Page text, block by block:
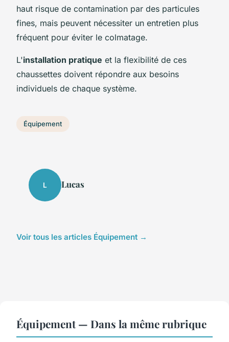
haut risque de contamination par des particules
fines, mais peuvent nécessiter un entretien plus
fréquent pour éviter le colmatage.
L'installation pratique et la flexibilité de ces
chaussettes doivent répondre aux besoins
individuels de chaque système.
Équipement
L Lucas
Voir tous les articles Équipement →
Équipement — Dans la même rubrique